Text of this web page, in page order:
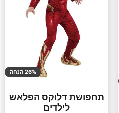
26% הנחה
תחפושת דלוקס הפלאש
לילדים